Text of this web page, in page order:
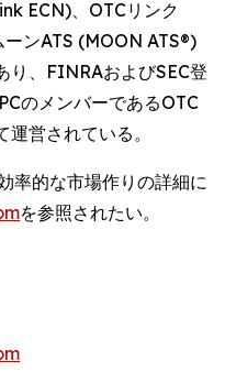
ECN)、OTCリンク
ンATS (MOON ATS®)
り、FINRAおよびSEC登
のメンバーであるOTC
営されている。
率的な市場作りの詳細に
を参照されたい。